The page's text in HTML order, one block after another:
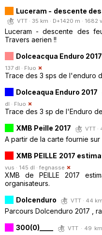
Luceram - descente
VTT · 35 km · D+1420 m · 1682
Luceram - descente des
Travers aerien !!
Dolceacqua Enduro 2017
137 dl · Fluo
Trace des 3 sps de l'enduro
Dolceaqua Enduro 2017
dl · Fluo
Trace des 3 sp de l'Enduro
XMB Peille 2017
VTT ·
A partir de la carte fournie
XMB PEILLE 2017
vus · 145 dl · fegnasse
XMB de PEILLE 2017
organisateurs.
Dolcenduro
VTT · 44
Parcours Dolcenduro 2017 ,
300(0)____
VTT · 49